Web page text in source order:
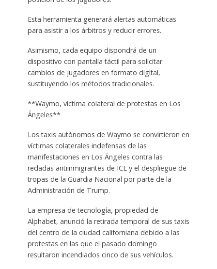
Esta herramienta generará alertas automáticas
para asistir a los árbitros y reducir errores.
Asimismo, cada equipo dispondrá de un
dispositivo con pantalla táctil para solicitar
cambios de jugadores en formato digital,
sustituyendo los métodos tradicionales.
**Waymo, víctima colateral de protestas en Los
Ángeles**
Los taxis autónomos de Waymo se convirtieron en
víctimas colaterales indefensas de las
manifestaciones en Los Ángeles contra las
redadas antiinmigrantes de ICE y el despliegue de
tropas de la Guardia Nacional por parte de la
Administración de Trump.
La empresa de tecnología, propiedad de
Alphabet, anunció la retirada temporal de sus taxis
del centro de la ciudad californiana debido a las
protestas en las que el pasado domingo
resultaron incendiados cinco de sus vehículos.